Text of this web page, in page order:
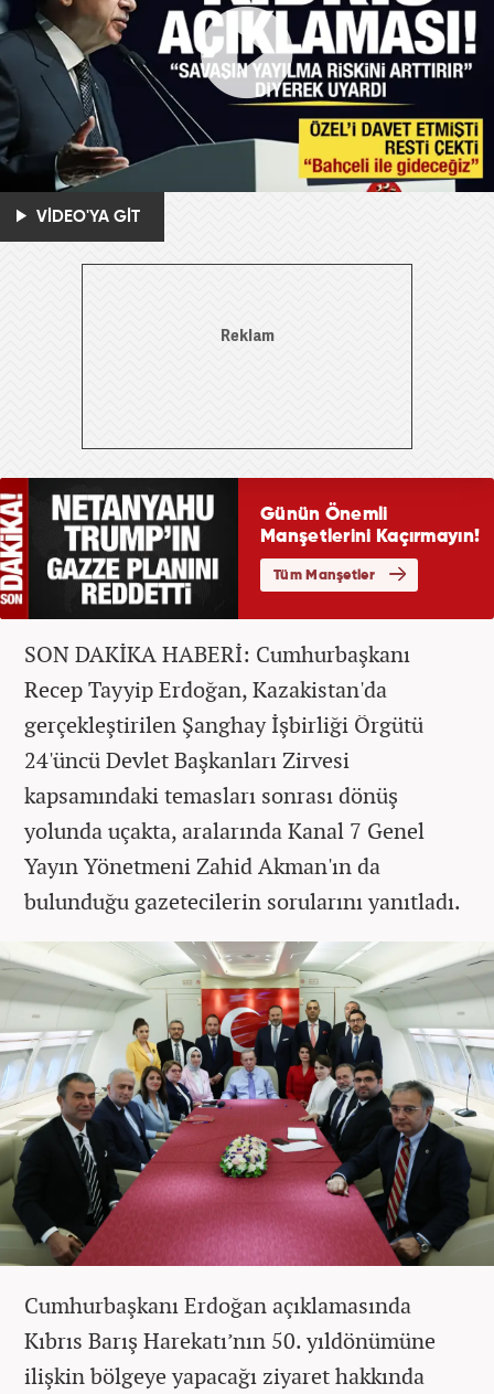
VİDEO'YA GİT
SON DAKİKA HABERİ: Cumhurbaşkanı
Recep Tayyip Erdoğan, Kazakistan'da
gerçekleştirilen Şanghay İşbirliği Örgütü
24'üncü Devlet Başkanları Zirvesi
kapsamındaki temasları sonrası dönüş
yolunda uçakta, aralarında Kanal 7 Genel
Yayın Yönetmeni Zahid Akman'ın da
bulunduğu gazetecilerin sorularını yanıtladı.
Cumhurbaşkanı Erdoğan açıklamasında
Kıbrıs Barış Harekatı’nın 50. yıldönümüne
ilişkin bölgeye yapacağı ziyaret hakkında